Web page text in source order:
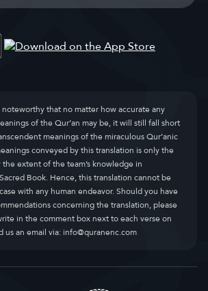
noteworthy that no matter how accurate any
of the Qur’an may be, it will still fall short
meanings of the miraculous Qur’anic
conveyed by this translation is only the
extent of the team’s knowledge in
Book. Hence, this translation cannot be
with any human endeavor. Should you have
concerning the translation, please
in the comment box next to each verse on
us an email via:info@quranenc.com